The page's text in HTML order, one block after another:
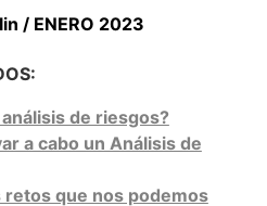
/ ENERO 2023
de riesgos?
a cabo un Análisis de
retos que nos podemos